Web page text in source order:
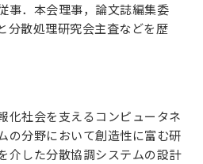
事．本会理事，論文誌編集委
分散処理研究会主査などを歴
化社会を支えるコンピュータネ
の分野において創造性に富む研
介した分散協調システムの設計